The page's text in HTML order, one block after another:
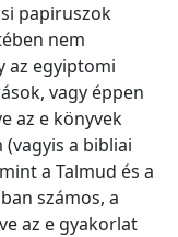
papiruszok
nem
az egyiptomi
vagy éppen
az e könyvek
a bibliai
a Talmud és a
számos, a
az e gyakorlat